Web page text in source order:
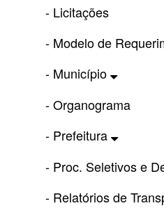
- Licitações
- Modelo de
- Município
- Organograma
- Prefeitura
- Proc. Seletivos e
- Relatórios de